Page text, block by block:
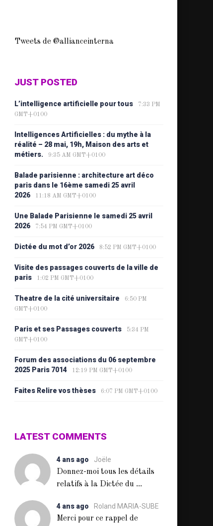
Tweets de @allianceinterna
JUST POSTED
L’intelligence artificielle pour tous
7:33 PM
GMT+0100
Intelligences Artificielles : du mythe à la
réalité – 28 mai, 19h, Maison des arts et
métiers.
9:35 AM GMT+0100
Balade parisienne : architecture art déco
paris dans le 16ème samedi 25 avril
2026
11:18 AM GMT+0100
Une Balade Parisienne le samedi 25 avril
2026
7:54 PM GMT+0100
Dictée du mot d’or 2026 8:52 PM GMT+0100
Visite des passages couverts de la ville de
paris
1:02 PM GMT+0100
Theatre de la cité universitaire
6:50 PM
GMT+0100
Paris et ses Passages couverts
5:34 PM
GMT+0100
Forum des associations du 06 septembre
2025 Paris 7014
12:19 PM GMT+0100
Faites Relire vos thèses 6:07 PM GMT+0100
LATEST COMMENTS
4 ans ago
Joële
Donnez-moi tous les détails
relatifs à la Dictée du ...
4 ans ago
Roland MARIA-SUBE
Merci pour ce rappel de